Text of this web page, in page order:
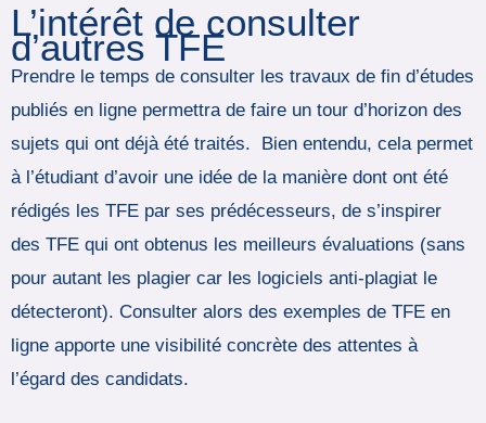
L’intérêt de consulter
d’autres TFE
Prendre le temps de consulter les travaux de fin d’études
publiés en ligne permettra de faire un tour d’horizon des
sujets qui ont déjà été traités. Bien entendu, cela permet
à l’étudiant d’avoir une idée de la manière dont ont été
rédigés les TFE par ses prédécesseurs, de s’inspirer
des TFE qui ont obtenus les meilleurs évaluations (sans
pour autant les plagier car les logiciels anti-plagiat le
détecteront). Consulter alors des exemples de TFE en
ligne apporte une visibilité concrète des attentes à
l’égard des candidats.